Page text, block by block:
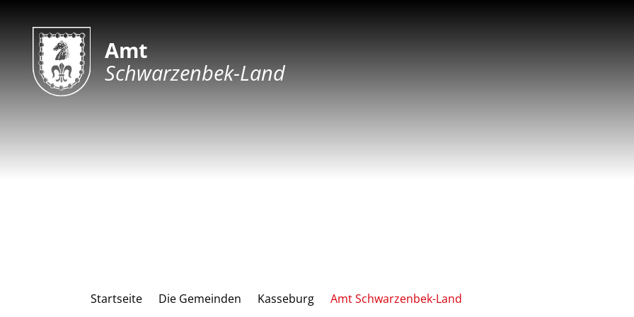
Amt
Schwarzenbek-Land
Startseite Die Gemeinden Kasseburg Amt Schwarzenbek-Land